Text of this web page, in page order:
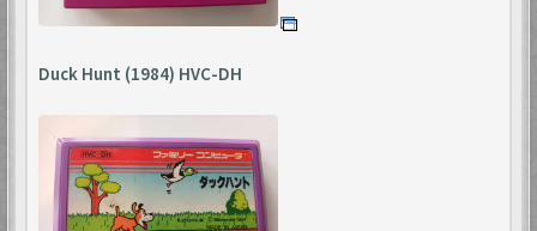
Duck Hunt (1984) HVC-DH